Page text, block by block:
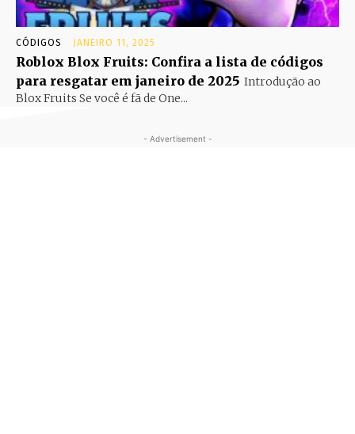
CÓDIGOS JANEIRO 11, 2025
Roblox Blox Fruits: Confira a lista de códigos
para resgatar em janeiro de 2025 Introdução ao
Blox Fruits Se você é fã de One...
- Advertisement -